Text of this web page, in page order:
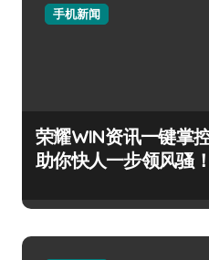
手机新闻
荣耀WIN资讯一键掌
助你快人一步领风骚！